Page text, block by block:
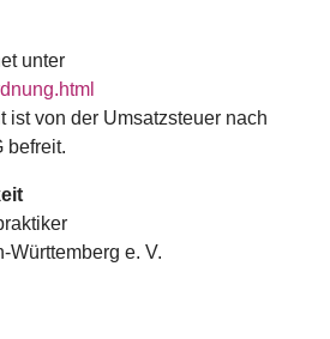
unter
ist von der Umsatzsteuer nach
befreit.
Württemberg e. V.